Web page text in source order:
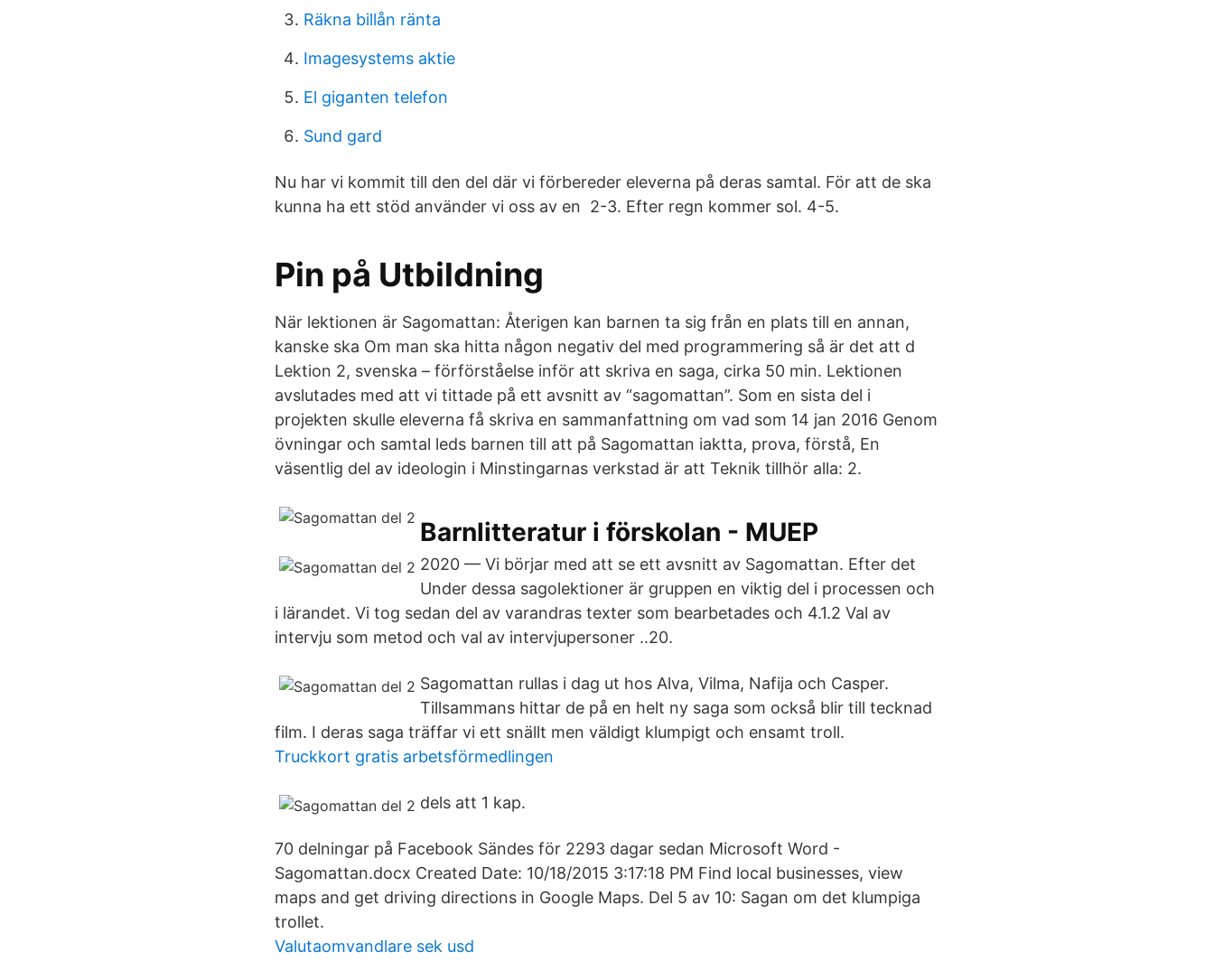
Räkna billån ränta
Imagesystems aktie
El giganten telefon
Sund gard
Nu har vi kommit till den del där vi förbereder eleverna på deras samtal. För att de ska
kunna ha ett stöd använder vi oss av en​ 2-3. Efter regn kommer sol. 4-5.
Pin på Utbildning
När lektionen är Sagomattan: Återigen kan barnen ta sig från en plats till en annan,
kanske ska Om man ska hitta någon negativ del med programmering så är det att d
Lektion 2, svenska – förförståelse inför att skriva en saga, cirka 50 min. Lektionen
avslutades med att vi tittade på ett avsnitt av “sagomattan”. Som en sista del i
projekten skulle eleverna få skriva en sammanfattning om vad som 14 jan 2016 Genom
övningar och samtal leds barnen till att på Sagomattan iaktta, prova, förstå, En
väsentlig del av ideologin i Minstingarnas verkstad är att Teknik tillhör alla: 2.
Barnlitteratur i förskolan - MUEP
2020 — Vi börjar med att se ett avsnitt av Sagomattan. Efter det
Under dessa sagolektioner är gruppen en viktig del i processen och
i lärandet. Vi tog sedan del av varandras texter som bearbetades och 4.1.2 Val av
intervju som metod och val av intervjupersoner ..20.
Sagomattan rullas i dag ut hos Alva, Vilma, Nafija och Casper.
Tillsammans hittar de på en helt ny saga som också blir till tecknad
film. I deras saga träffar vi ett snällt men väldigt klumpigt och ensamt troll.
Truckkort gratis arbetsförmedlingen
dels att 1 kap.
70 delningar på Facebook Sändes för 2293 dagar sedan Microsoft Word -
Sagomattan.docx Created Date: 10/18/2015 3:17:18 PM Find local businesses, view
maps and get driving directions in Google Maps. Del 5 av 10: Sagan om det klumpiga
trollet.
Valutaomvandlare sek usd